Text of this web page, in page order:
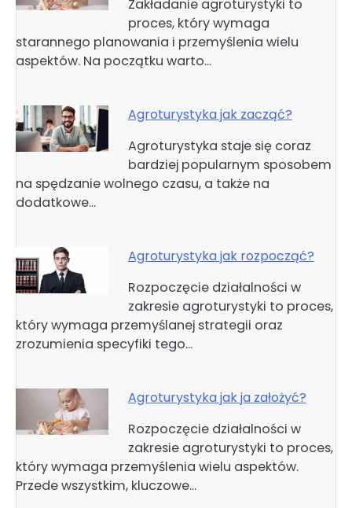
Zakładanie agroturystyki to
proces, który wymaga
starannego planowania i przemyślenia wielu
aspektów. Na początku warto…
Agroturystyka jak zacząć?
Agroturystyka staje się coraz
bardziej popularnym sposobem
na spędzanie wolnego czasu, a także na
dodatkowe…
Agroturystyka jak rozpocząć?
Rozpoczęcie działalności w
zakresie agroturystyki to proces,
który wymaga przemyślanej strategii oraz
zrozumienia specyfiki tego…
Agroturystyka jak ja założyć?
Rozpoczęcie działalności w
zakresie agroturystyki to proces,
który wymaga przemyślenia wielu aspektów.
Przede wszystkim, kluczowe…